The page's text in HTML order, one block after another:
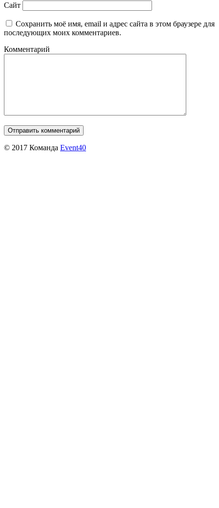
Сайт
Сохранить моё имя, email и адрес сайта в этом браузере для
последующих моих комментариев.
Комментарий
© 2017 Команда Event40